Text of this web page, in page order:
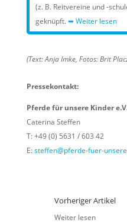
(z. B. Reitvereine und -
geknüpft.➥ Weiter lesen
(Text: Anja Imke, Fotos: Brit
Pressekontakt:
Pferde für unsere Kinder
Caterina Steffen
T: +49 (0) 5631 / 603 42
E:steffen@pferde-fuer-
Vorheriger Artikel
Weiter lesen